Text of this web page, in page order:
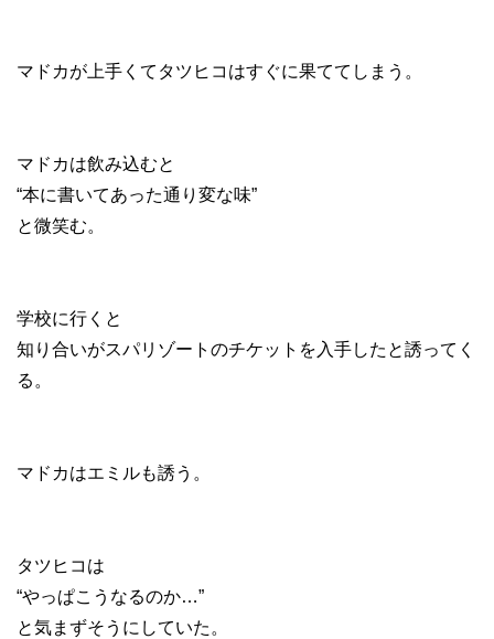
マドカが上手くてタツヒコはすぐに果ててしまう。
マドカは飲み込むと
“本に書いてあった通り変な味”
と微笑む。
学校に行くと
知り合いがスパリゾートのチケットを入手したと誘ってく
る。
マドカはエミルも誘う。
タツヒコは
“やっぱこうなるのか…”
と気まずそうにしていた。